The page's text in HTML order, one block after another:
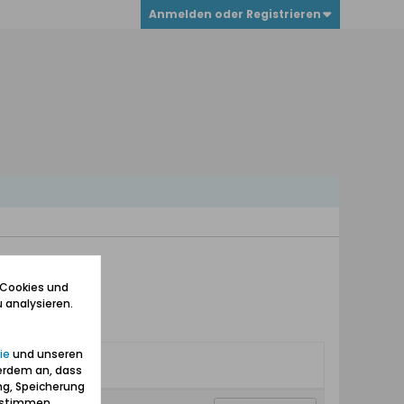
Anmelden oder Registrieren
und
und unseren
an, dass
Speicherung